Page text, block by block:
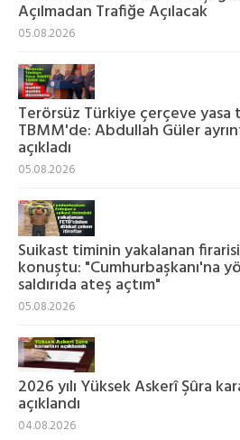
Açılmadan Trafiğe Açılacak
05.08.2026
Terörsüz Türkiye çerçeve yasa
TBMM'de: Abdullah Güler
açıkladı
05.08.2026
Suikast timinin yakalanan firarisi
konuştu: "Cumhurbaşkanı'na
saldırıda ateş açtım"
05.08.2026
2026 yılı Yüksek Askerî Şûra
açıklandı
04.08.2026